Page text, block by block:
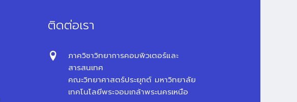
ติดต่อเรา
ภาควิชาวิทยาการคอมพิวเตอร์และ
สารสนเทศ
คณะวิทยาศาสตร์ประยุกต์ มหาวิทยาลัย
เทคโนโลยีพระจอมเกล้าพระนครเหนือ